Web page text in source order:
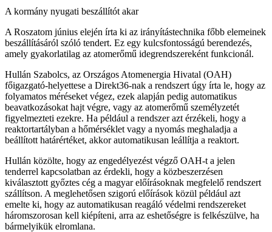
A kormány nyugati beszállítót akar
A Roszatom június elején írta ki az irányítástechnika főbb elemeinek
beszállításáról szóló tendert. Ez egy kulcsfontosságú berendezés,
amely gyakorlatilag az atomerőmű idegrendszereként funkcionál.
Hullán Szabolcs, az Országos Atomenergia Hivatal (OAH)
főigazgató-helyettese a Direkt36-nak a rendszert úgy írta le, hogy az
folyamatos méréseket végez, ezek alapján pedig automatikus
beavatkozásokat hajt végre, vagy az atomerőmű személyzetét
figyelmezteti ezekre. Ha például a rendszer azt érzékeli, hogy a
reaktortartályban a hőmérséklet vagy a nyomás meghaladja a
beállított határértéket, akkor automatikusan leállítja a reaktort.
Hullán közölte, hogy az engedélyezést végző OAH-t a jelen
tenderrel kapcsolatban az érdekli, hogy a közbeszerzésen
kiválasztott győztes cég a magyar előírásoknak megfelelő rendszert
szállítson. A meglehetősen szigorú előírások közül például azt
emelte ki, hogy az automatikusan reagáló védelmi rendszereket
háromszorosan kell kiépíteni, arra az eshetőségre is felkészülve, ha
bármelyikük elromlana.